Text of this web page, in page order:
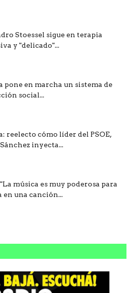
Stoessel sigue en terapia
y "delicado"...
pone en marcha un sistema de
social...
reelecto cómo líder del PSOE,
inyecta...
música es muy poderosa para
en una canción...